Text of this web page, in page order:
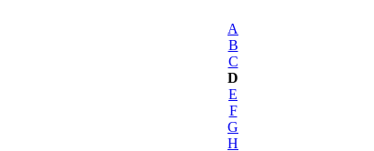
A
B
C
D
E
F
G
H